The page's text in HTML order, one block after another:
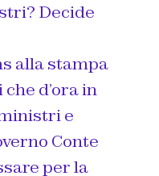
Decide
alla stampa
d’ora in
e
Conte
per la